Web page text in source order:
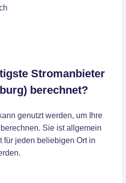
Stromanbieter
berechnet?
genutzt werden, um Ihre
Sie ist allgemein
für jeden beliebigen Ort in